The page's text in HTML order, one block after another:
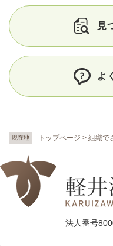
現在地 トップページ > 組織で
見
よ
法人番号